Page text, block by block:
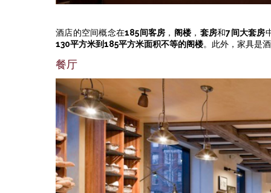
酒店的空间概念在185间客房 ， 阁楼 ， 套房和7间大套房
130平方米到185平方米面积不等的阁楼。此外，家具是
餐厅